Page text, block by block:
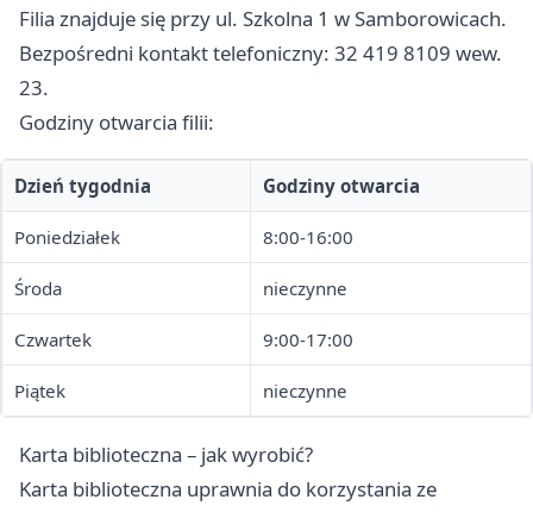
Filia znajduje się przy ul. Szkolna 1 w Samborowicach.
Bezpośredni kontakt telefoniczny: 32 419 8109 wew.
23.
Godziny otwarcia filii:
Dzień tygodnia Godziny otwarcia
Poniedziałek 8:00-16:00
Środa nieczynne
Czwartek 9:00-17:00
Piątek nieczynne
Karta biblioteczna – jak wyrobić?
Karta biblioteczna uprawnia do korzystania ze